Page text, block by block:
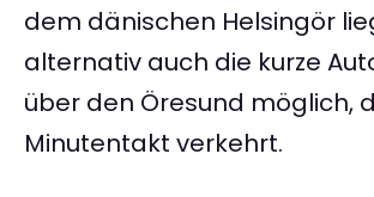
dem dänischen Helsingör
alternativ auch die kurze
über den Öresund möglich,
Minutentakt verkehrt.